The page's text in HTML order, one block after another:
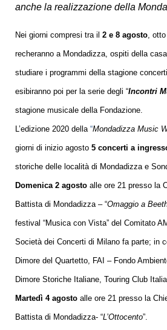
anche la realizzazione della
Nei giorni compresi tra il 2 e 8 agosto ,
recheranno a Mondadizza, ospiti della
studiare i programmi della stagione
esibiranno poi per la serie degli “Incontri
stagione musicale della Fondazione.
L’edizione 2020 della “Mondadizza Music
giorni di inizio agosto 5 concerti a
storiche delle località di Mondadizza e
Domenica 2 agosto alle ore 21 presso la
Battista di Mondadizza – “Omaggio a
festival “Musica con Vista” del Comitato
Società dei Concerti di Milano fa parte; in
Dimore del Quartetto, FAI – Fondo
Dimore Storiche Italiane, Touring Club
Martedì 4 agosto alle ore 21 presso la
Battista di Mondadizza- “L’Ottocento”.